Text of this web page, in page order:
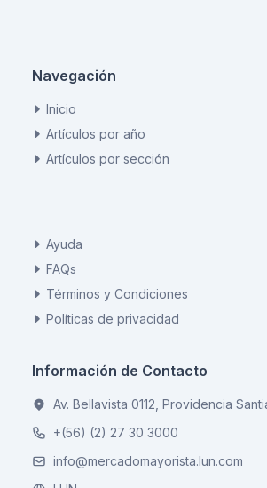
Navegación
Inicio
Artículos por año
Artículos por sección
Ayuda
FAQs
Términos y Condiciones
Políticas de privacidad
Información de Contacto
Av. Bellavista 0112, Providencia
+(56) (2) 27 30 3000
info@mercadomayorista.lun.com